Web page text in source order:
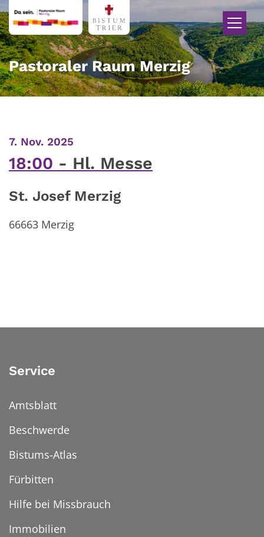
Zum Inhalt springen
Pastoraler Raum Merzig
7. Nov. 2025
18:00 Hl. Messe
St. Josef Merzig
66663 Merzig
Service
Amtsblatt
Beschwerde
Bistums-Atlas
Fürbitten
Hilfe bei Missbrauch
Immobilien